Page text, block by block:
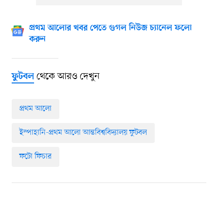
প্রথম আলোর খবর পেতে গুগল নিউজ চ্যানেল ফলো
করুন
ফুটবলথেকে আরও দেখুন
প্রথম আলো
ইস্পাহানি-প্রথম আলো আন্তবিশ্ববিদ্যালয় ফুটবল
ফটো ফিচার